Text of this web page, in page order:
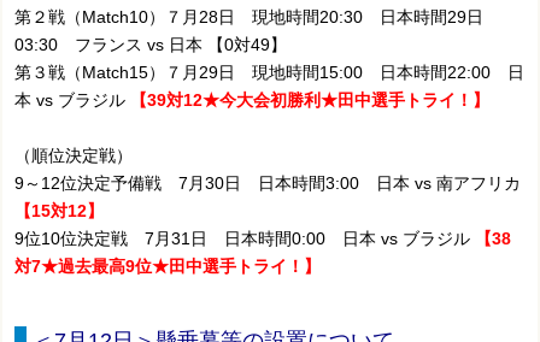
第２戦（Match10）７月28日 現地時間20:30 日本時間29日
03:30 フランス vs 日本 【0対49】
第３戦（Match15）７月29日 現地時間15:00 日本時間22:00 日
本 vs ブラジル
【39対12★今大会初勝利★田中選手トライ！】
（順位決定戦）
9～12位決定予備戦 7月30日 日本時間3:00 日本 vs 南アフリカ
【15対12】
9位10位決定戦 7月31 日 日本時間0:00 日本 vs ブラジル
【38
対7★過去最高9位★田中選手トライ！ 】